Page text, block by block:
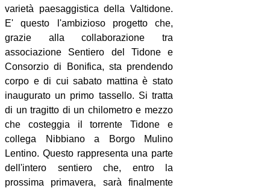
varietà paesaggistica della Valtidone.
E' questo l'ambizioso progetto che,
grazie alla collaborazione tra
associazione Sentiero del Tidone e
Consorzio di Bonifica, sta prendendo
corpo e di cui sabato mattina è stato
inaugurato un primo tassello. Si tratta
di un tragitto di un chilometro e mezzo
che costeggia il torrente Tidone e
collega Nibbiano a Borgo Mulino
Lentino. Questo rappresenta una parte
dell'intero sentiero che, entro la
prossima primavera, sarà finalmente